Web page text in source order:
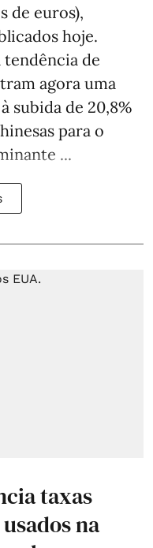
de euros),
hoje.
tendência de
agora uma
subida de 20,8%
para o
...
taxas
na